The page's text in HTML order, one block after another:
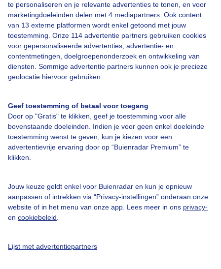
te personaliseren en je relevante advertenties te tonen, en voor
marketingdoeleinden delen met 4 mediapartners. Ook content
van 13 externe platformen wordt enkel getoond met jouw
toestemming. Onze 114 advertentie partners gebruiken cookies
voor gepersonaliseerde advertenties, advertentie- en
contentmetingen, doelgroepenonderzoek en ontwikkeling van
diensten. Sommige advertentie partners kunnen ook je precieze
geolocatie hiervoor gebruiken.
Geef toestemming of betaal voor toegang
Door op "Gratis" te klikken, geef je toestemming voor alle
bovenstaande doeleinden. Indien je voor geen enkel doeleinde
toestemming wenst te geven, kun je kiezen voor een
advertentievrije ervaring door op “Buienradar Premium” te
klikken.
Jouw keuze geldt enkel voor Buienradar en kun je opnieuw
aanpassen of intrekken via “Privacy-instellingen” onderaan onze
website of in het menu van onze app. Lees meer in ons privacy-
en cookiebeleid
Lijst met advertentiepartners
Over Buienradar
Bedrijfsgegevens
Contact
Toegankelijkheid
Gebruikersvoorwaarden
Adverteren
Privacy beleid
Cookie beleid